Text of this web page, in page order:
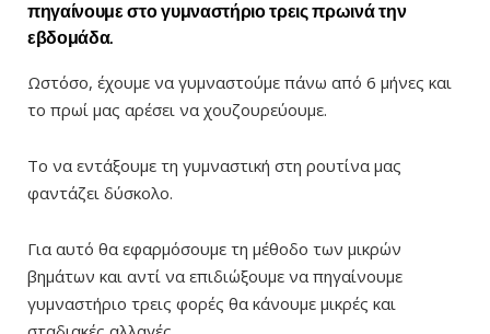
πηγαίνουμε στο γυμναστήριο τρεις πρωινά την
εβδομάδα.
Ωστόσο, έχουμε να γυμναστούμε πάνω από 6 μήνες και
το πρωί μας αρέσει να χουζουρεύουμε.
Το να εντάξουμε τη γυμναστική στη ρουτίνα μας
φαντάζει δύσκολο.
Για αυτό θα εφαρμόσουμε τη μέθοδο των μικρών
βημάτων και αντί να επιδιώξουμε να πηγαίνουμε
γυμναστήριο τρεις φορές θα κάνουμε μικρές και